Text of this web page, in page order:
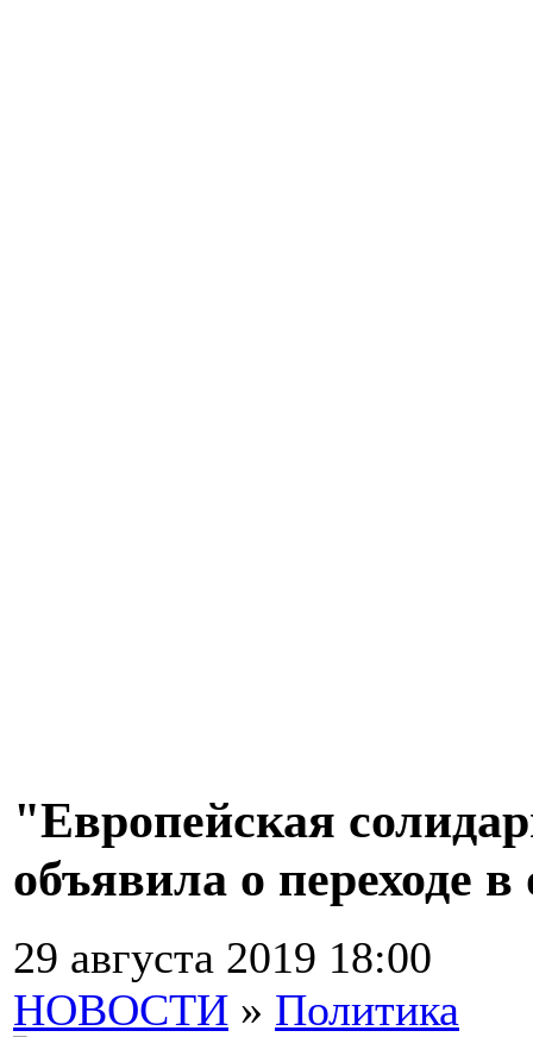
"Европейская
объявила о переходе
29 августа 2019 18:00
НОВОСТИ » Политика